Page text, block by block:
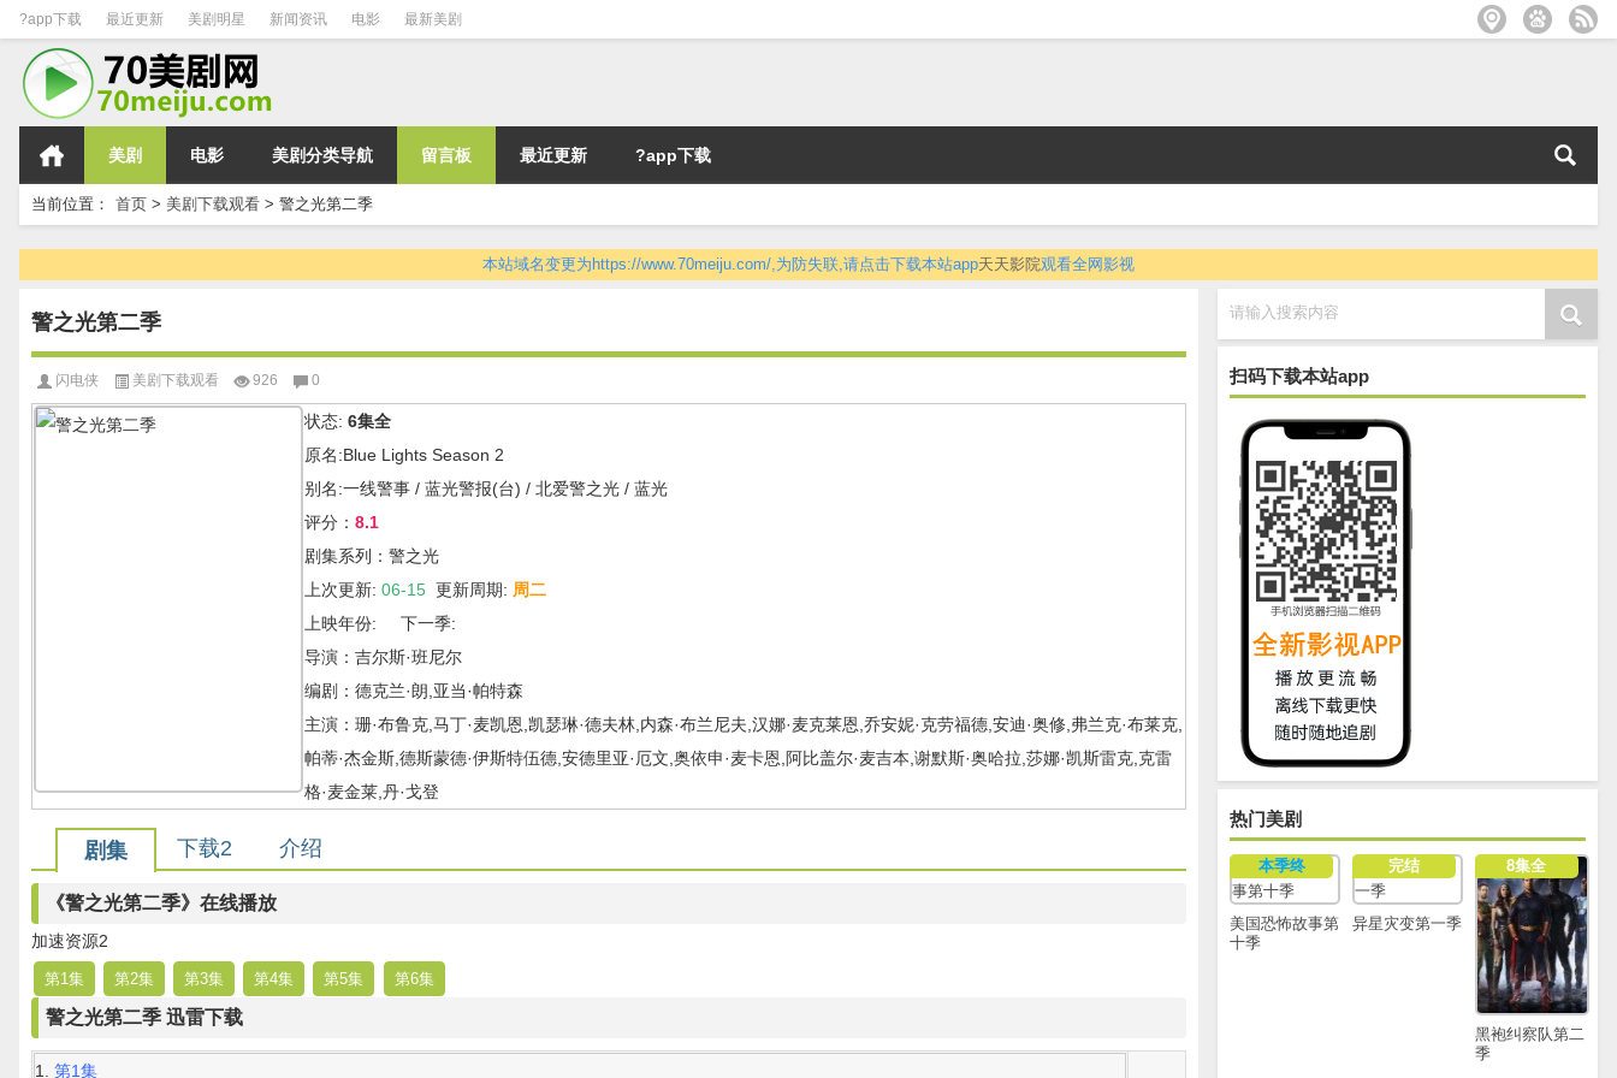
?app下载 最近更新 美剧明星 新闻资讯 电影 最新美剧
美剧 电影 美剧分类导航 留言板 最近更新 ?app下载
当前位置： 首页 > 美剧下载观看 > 警之光第二季
本站域名变更为https://www.70meiju.com/,为防失联,请点击下载本站app天天影院观看全网影视
请输入搜索内容
扫码下载本站app
热门美剧
本季终
美国恐怖故事第
十季
完结
异星灾变第一季
8集全
黑袍纠察队第二
季
警之光第二季
闪电侠 美剧下载观看 926 0
状态: 6集全
原名:Blue Lights Season 2
别名:一线警事 / 蓝光警报(台) / 北爱警之光 / 蓝光
评分： 8.1
剧集系列：警之光
上次更新: 06-15 更新周期: 周二
上映年份: 下一季:
导演：吉尔斯·班尼尔
编剧：德克兰·朗,亚当·帕特森
主演：珊·布鲁克,马丁·麦凯恩,凯瑟琳·德夫林,内森·布兰尼夫,汉娜·麦克莱恩,乔安妮·克劳福德,安迪·奥修,弗兰克·布莱克,
帕蒂·杰金斯,德斯蒙德·伊斯特伍德,安德里亚·厄文,奥依申·麦卡恩,阿比盖尔·麦吉本,谢默斯·奥哈拉,莎娜·凯斯雷克,克雷
格·麦金莱,丹·戈登
剧集 下载2 介绍
《警之光第二季》在线播放
加速资源2
第1集 第2集 第3集 第4集 第5集 第6集
警之光第二季 迅雷下载
第1集